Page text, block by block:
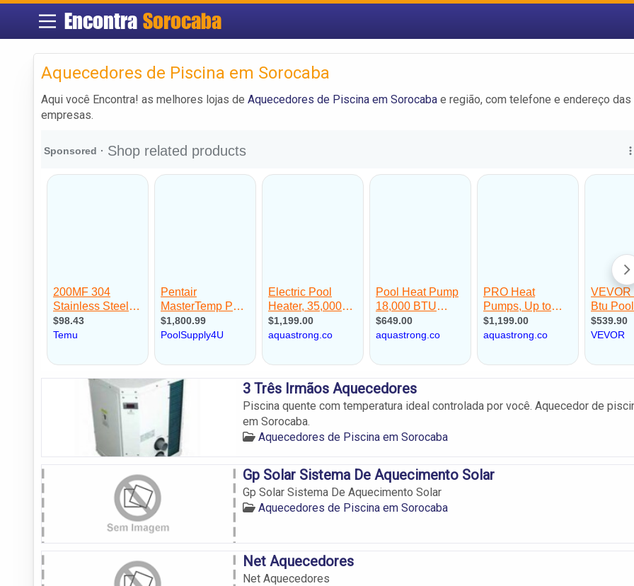
Encontra Sorocaba
Aquecedores de Piscina em Sorocaba
Aqui você Encontra! as melhores lojas de Aquecedores de Piscina em Sorocaba e região, com telefone e endereço das
empresas.
3 Três Irmãos Aquecedores
Piscina quente com temperatura ideal controlada por você. Aquecedor de
em Sorocaba.
Aquecedores de Piscina em Sorocaba
Gp Solar Sistema De Aquecimento Solar
Gp Solar Sistema De Aquecimento Solar
Aquecedores de Piscina em Sorocaba
Net Aquecedores
Net Aquecedores